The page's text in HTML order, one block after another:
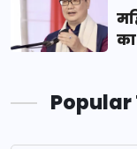
Popular